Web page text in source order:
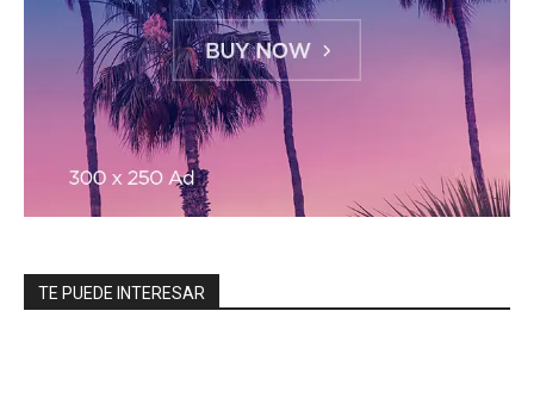
TE PUEDE INTERESAR